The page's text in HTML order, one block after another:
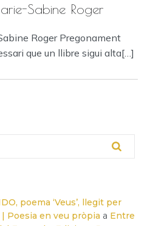
Sabine Roger
Roger Pregonament
que un llibre sigui alta[…]
poema ‘Veus’, llegit per
Poesia en veu pròpia a Entre